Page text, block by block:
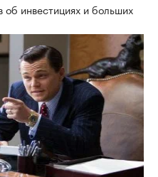
инвестициях и больших